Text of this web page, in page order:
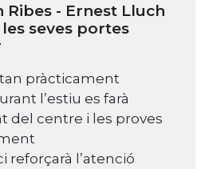
Ribes - Ernest Lluch
seves portes
pràcticament
l’estiu es farà
del centre i les proves
reforçarà l’atenció